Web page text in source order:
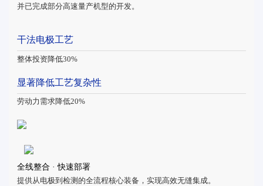
并已完成部分高速量产机型的开发。
干法电极工艺
整体投资降低30%
显著降低工艺复杂性
劳动力需求降低20%
全线整合 · 快速部署
提供从电极到检测的全流程核心装备，实现高效无缝集成。